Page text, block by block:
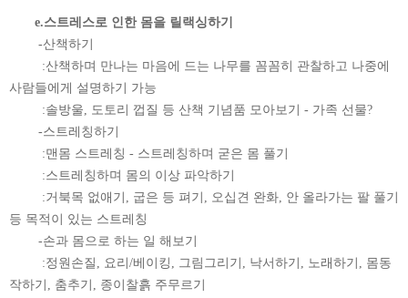
e.스트레스로 인한 몸을 릴랙싱하기
-산책하기
:산책하며 만나는 마음에 드는 나무를 꼼꼼히 관찰하고 나중에
사람들에게 설명하기 가능
:솔방울, 도토리 껍질 등 산책 기념품 모아보기 - 가족 선물?
-스트레칭하기
:맨몸 스트레칭 - 스트레칭하며 굳은 몸 풀기
:스트레칭하며 몸의 이상 파악하기
:거북목 없애기, 굽은 등 펴기, 오십견 완화, 안 올라가는 팔 풀기
등 목적이 있는 스트레칭
-손과 몸으로 하는 일 해보기
:정원손질, 요리/베이킹, 그림그리기, 낙서하기, 노래하기, 몸동
작하기, 춤추기, 종이찰흙 주무르기